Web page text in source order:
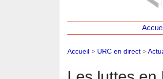
Accueil > URC en direct >